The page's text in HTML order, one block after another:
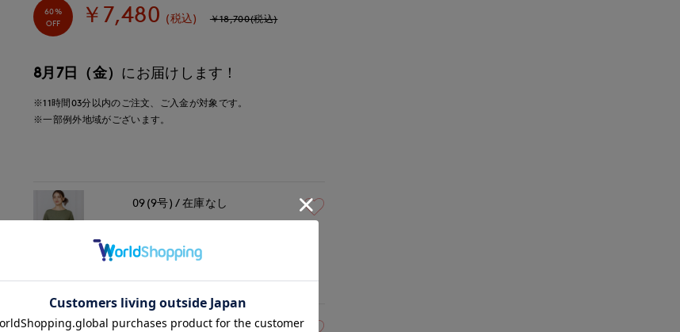
モデル身長:168cm 着用サイズ:09(M)
60%
OFF
￥7,480 (税込) ￥18,700(税込)
8月7日（金） にお届けします！
※11時間03分以内のご注文、ご入金が対象です。
※一部例外地域がございます。
￥7,480 (税込)
09(9号) 在庫なし
09(9号) 在庫あり